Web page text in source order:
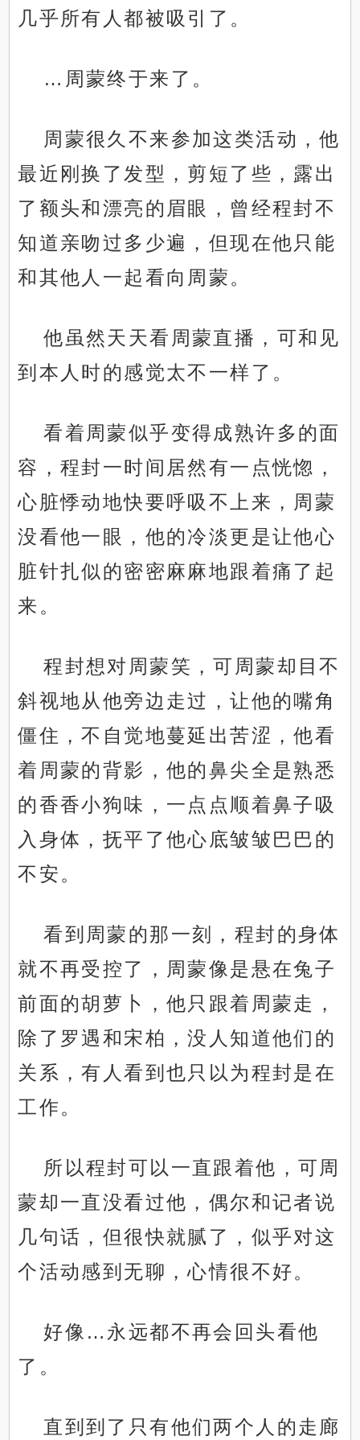
几乎所有人都被吸引了。
…周蒙终于来了。
周蒙很久不来参加这类活动，他
最近刚换了发型，剪短了些，露出
了额头和漂亮的眉眼，曾经程封不
知道亲吻过多少遍，但现在他只能
和其他人一起看向周蒙。
他虽然天天看周蒙直播，可和见
到本人时的感觉太不一样了。
看着周蒙似乎变得成熟许多的面
容，程封一时间居然有一点恍惚，
心脏悸动地快要呼吸不上来，周蒙
没看他一眼，他的冷淡更是让他心
脏针扎似的密密麻麻地跟着痛了起
来。
程封想对周蒙笑，可周蒙却目不
斜视地从他旁边走过，让他的嘴角
僵住，不自觉地蔓延出苦涩，他看
着周蒙的背影，他的鼻尖全是熟悉
的香香小狗味，一点点顺着鼻子吸
入身体，抚平了他心底皱皱巴巴的
不安。
看到周蒙的那一刻，程封的身体
就不再受控了，周蒙像是悬在兔子
前面的胡萝卜，他只跟着周蒙走，
除了罗遇和宋柏，没人知道他们的
关系，有人看到也只以为程封是在
工作。
所以程封可以一直跟着他，可周
蒙却一直没看过他，偶尔和记者说
几句话，但很快就腻了，似乎对这
个活动感到无聊，心情很不好。
好像…永远都不再会回头看他
了。
直到到了只有他们两个人的走廊